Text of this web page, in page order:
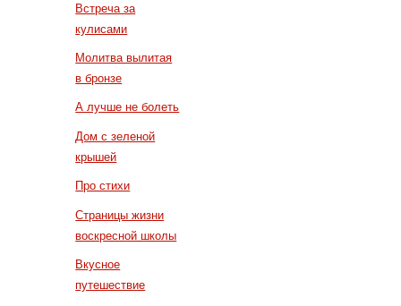
Встреча за
кулисами
Молитва вылитая
в бронзе
А лучше не болеть
Дом с зеленой
крышей
Про стихи
Страницы жизни
воскресной школы
Вкусное
путешествие